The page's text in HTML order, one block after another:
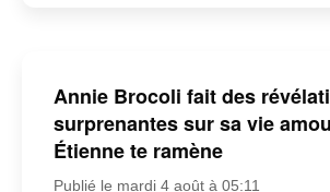
Annie Brocoli fait des
surprenantes sur sa vie
Étienne te ramène
Publié le mardi 4 août à 05:11